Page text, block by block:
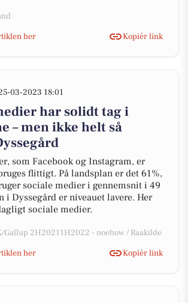
her
Kopiér link
03-2023 18:01
har solidt tag i
– men ikke helt så
som Facebook og Instagram, er
flittigt. På landsplan er det 61%,
sociale medier i gennemsnit i 49
i Dyssegård er niveauet lavere. Her
sociale medier.
Gallup 2H20211H2022 - noehow / Raakilde
her
Kopiér link